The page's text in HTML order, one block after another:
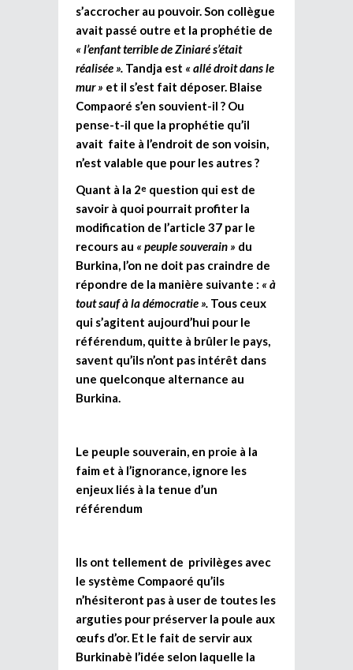
s’accrocher au pouvoir. Son collègue
avait passé outre et la prophétie de
« l’enfant terrible de Ziniaré s’était
réalisée ». Tandja est « allé droit dans le
mur » et il s’est fait déposer. Blaise
Compaoré s’en souvient-il ? Ou
pense-t-il que la prophétie qu’il
avait faite à l’endroit de son voisin,
n’est valable que pour les autres ?
Quant à la 2e question qui est de
savoir à quoi pourrait profiter la
modification de l’article 37 par le
recours au « peuple souverain » du
Burkina, l’on ne doit pas craindre de
répondre de la manière suivante : « à
tout sauf à la démocratie ». Tous ceux
qui s’agitent aujourd’hui pour le
référendum, quitte à brûler le pays,
savent qu’ils n’ont pas intérêt dans
une quelconque alternance au
Burkina.
Le peuple souverain, en proie à la
faim et à l’ignorance, ignore les
enjeux liés à la tenue d’un
référendum
Ils ont tellement de privilèges avec
le système Compaoré qu’ils
n’hésiteront pas à user de toutes les
arguties pour préserver la poule aux
œufs d’or. Et le fait de servir aux
Burkinabè l’idée selon laquelle la